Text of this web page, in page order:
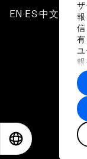
有
報
ト
す
EN ▪ES▪中文▪ 日本
プラ
©